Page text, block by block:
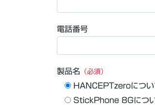
電話番号
製品名 （必須）
HANCEPTzeroについ
StickPhone 8Gにつ